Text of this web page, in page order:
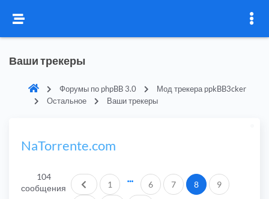
Ваши трекеры
Форумы по phpBB 3.0
Мод трекера ppkBB3cker
Остальное
Ваши трекеры
NaTorrente.com
104
сообщения
Пред.1 6 7 8 9